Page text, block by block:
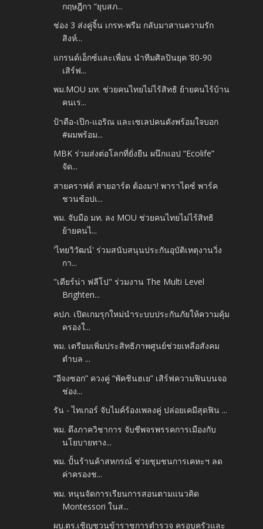
กฤษฎีกา “ยุบสภ...
ช่อง 3 ส่งคู่จิ้น เกรท-พรีม กลับมาสานความรัก
สิงห์...
แกรนด์เอ็กซ์และเพื่อน นำทีมศิลปินยุค ’80-90
เสิร์ฟ...
พม.MOU มท. ช่วยคนไทยไม่ไร้สิทธิ ย้ายคนไร้บ้าน
คนเร...
ป้าตือ-เป๊ก-แอริณ และเซเลปคนดังพร้อมใจบอก
#ผมพร้อม...
MBK ร่วมส่งต่อโลกที่ยั่งยืน ผนึกแอป “Ecolife”
จัด...
สายคราฟต์ สายอาร์ต ต้องมา! พาราไดซ์ พาร์ค
ชวนช้อปเ...
พม. จับมือ มท. ลง MOU ช่วยคนไทยไม่ไร้สิทธิ
ย้ายคนไ...
'ไทยวิวัฒน์' ร่วมสนับสนุนประกันอุบัติเหตุงานวิ่ง
กา...
"เดียร์น่า ฟลีโป" ร่วมงาน The Multi Level
Brighten...
คปภ. เปิดเกมรุกใหม่นำระบบประกันภัยให้ความคุ้ม
ครองใ...
พม. เตรียมเพิ่มประสิทธิภาพศูนย์ช่วยเหลือสังคม
ตำบล ...
“อีจงซอก” ควงคู่ “พัคชินฮเย” เสิร์ฟความฟินบนจอ
ช่อง...
รัน - ไทเกอร์ จับไมค์ร้องเพลงคู่ ปล่อยเคมีสุดฟิน ...
พม. ดึงภาควิชาการ จับชีพจรพรรคการเมืองกับ
นโยบายทาง...
พม. ปั้นร้านค้าสหกรณ์ ช่วยชุมชนการเคหะฯ ลด
ค่าครองช...
พม. หนุนจัดการเรียนการสอนตามแนวคิด
Montessori ในส...
ผบ.ตร.เชิญชวนข้าราชการตำรวจ ครอบครัวและ